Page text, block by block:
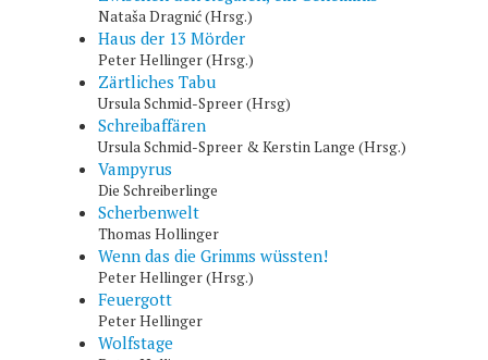
Nataša Dragnić (Hrsg.)
Haus der 13 Mörder
Peter Hellinger (Hrsg.)
Zärtliches Tabu
Ursula Schmid-Spreer (Hrsg)
Schreibaffären
Ursula Schmid-Spreer & Kerstin Lange (Hrsg.)
Vampyrus
Die Schreiberlinge
Scherbenwelt
Thomas Hollinger
Wenn das die Grimms wüssten!
Peter Hellinger (Hrsg.)
Feuergott
Peter Hellinger
Wolfstage